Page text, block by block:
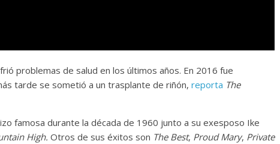
problemas de salud en los últimos años. En 2016 fue
tarde se sometió a un trasplante de riñón, reporta The
famosa durante la década de 1960 junto a su exesposo Ike
High. Otros de sus éxitos son The Best, Proud Mary, Private
30 diciembre, 2025
Julio Martínez Molina
0